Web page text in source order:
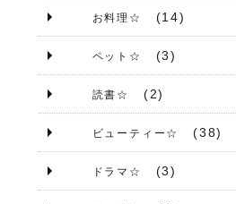
お料理☆ (14)
ペット☆ (3)
読書☆ (2)
ビューティー☆ (38)
ドラマ☆ (3)